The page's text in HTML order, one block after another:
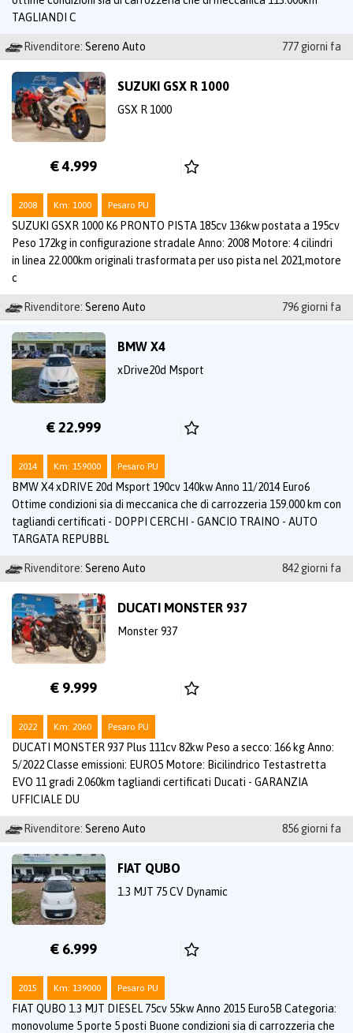
TAGLIANDI C
Rivenditore: Sereno Auto 777 giorni fa
SUZUKI GSX R 1000
GSX R 1000
€ 4.999
2008 Km: 1000 Pesaro PU
SUZUKI GSXR 1000 K6 PRONTO PISTA 185cv 136kw postata a 195cv
Peso 172kg in configurazione stradale Anno: 2008 Motore: 4 cilindri
in linea 22.000km originali trasformata per uso pista nel 2021,motore
c
Rivenditore: Sereno Auto 796 giorni fa
BMW X4
xDrive20d Msport
€ 22.999
2014 Km: 159000 Pesaro PU
BMW X4 xDRIVE 20d Msport 190cv 140kw Anno 11/2014 Euro6
Ottime condizioni sia di meccanica che di carrozzeria 159.000 km con
tagliandi certificati - DOPPI CERCHI - GANCIO TRAINO - AUTO
TARGATA REPUBBL
Rivenditore: Sereno Auto 842 giorni fa
DUCATI MONSTER 937
Monster 937
€ 9.999
2022 Km: 2060 Pesaro PU
DUCATI MONSTER 937 Plus 111cv 82kw Peso a secco: 166 kg Anno:
5/2022 Classe emissioni: EURO5 Motore: Bicilindrico Testastretta
EVO 11 gradi 2.060km tagliandi certificati Ducati - GARANZIA
UFFICIALE DU
Rivenditore: Sereno Auto 856 giorni fa
FIAT QUBO
1.3 MJT 75 CV Dynamic
€ 6.999
2015 Km: 139000 Pesaro PU
FIAT QUBO 1.3 MJT DIESEL 75cv 55kw Anno 2015 Euro5B Categoria:
monovolume 5 porte 5 posti Buone condizioni sia di carrozzeria che